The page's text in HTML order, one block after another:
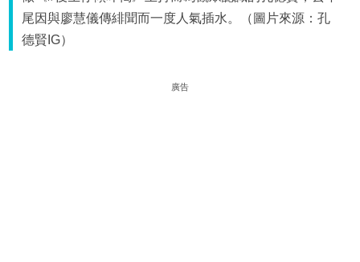
尾因與廖慧儀傳緋聞而一度人氣插水。（圖片來源：孔
德賢IG）
廣告